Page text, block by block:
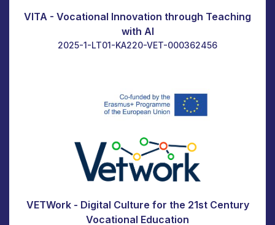
VITA - Vocational Innovation through Teaching
with AI
2025-1-LT01-KA220-VET-000362456
VETWork - Digital Culture for the 21st Century
Vocational Education